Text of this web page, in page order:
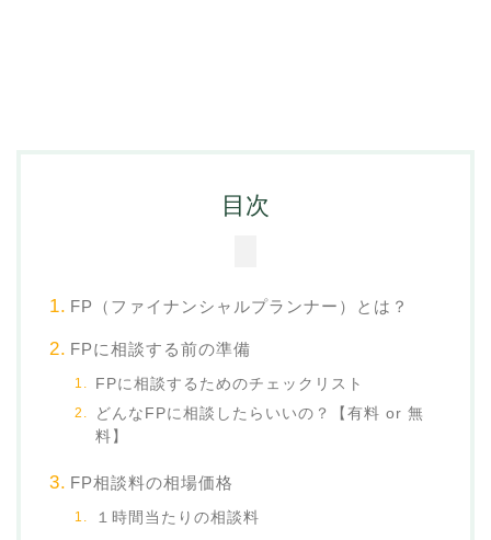
目次
FP（ファイナンシャルプランナー）とは？
FPに相談する前の準備
FPに相談するためのチェックリスト
どんなFPに相談したらいいの？【有料 or 無
料】
FP相談料の相場価格
１時間当たりの相談料